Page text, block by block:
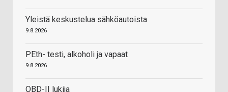
Yleistä keskustelua sähköautoista
9.8.2026
PEth- testi, alkoholi ja vapaat
9.8.2026
OBD-II lukija